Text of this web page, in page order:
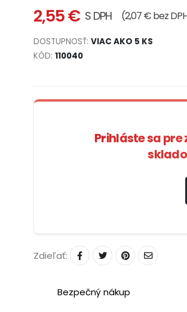
2,55 € S DPH (2,07 € bez
DOSTUPNOSŤ: VIAC AKO 5 KS
KÓD: 110040
Prihláste sa
Zdieľať:
Bezpečný nákup